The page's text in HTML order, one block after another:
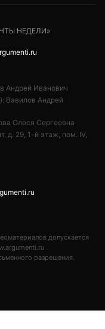
НЕДЕЛИ»
Андрей Иванович
Вавилов Андрей
Олеся Сергеевна
д. 29, 1-й этаж, пом. IV,
допускается
разрешения.